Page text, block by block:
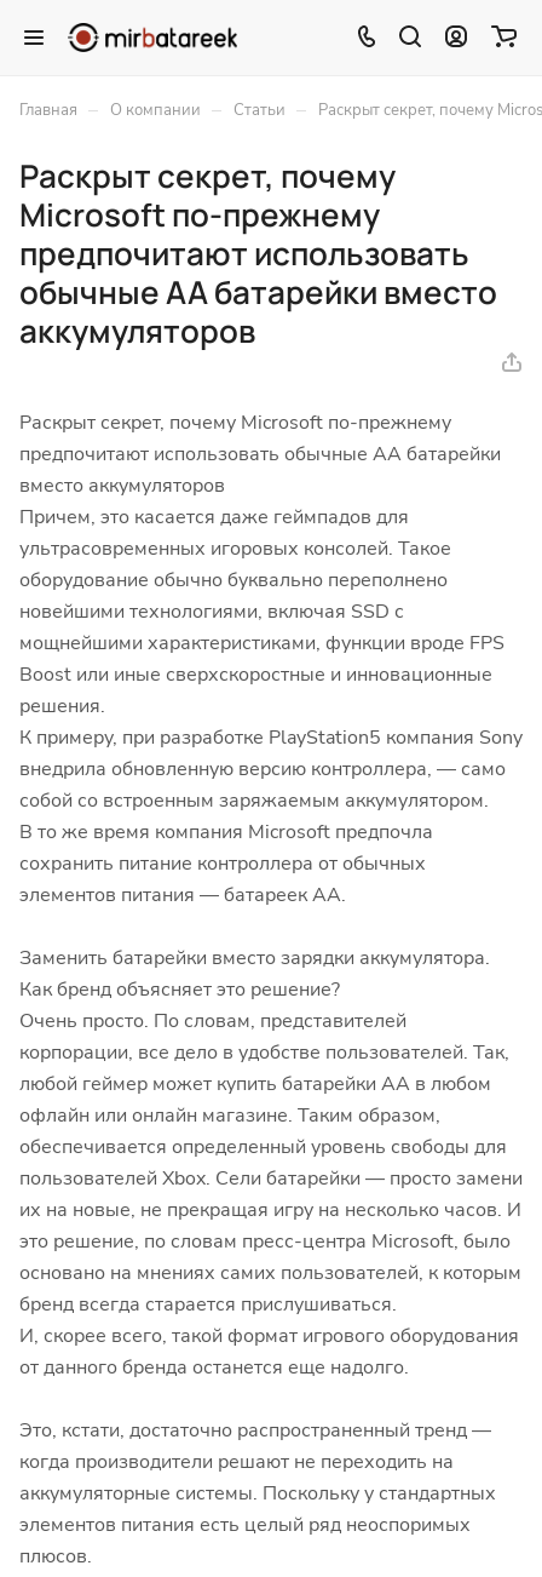
Главная – О компании – Статьи – Раскрыт секрет, почему
Раскрыт секрет, почему
Microsoft по-прежнему
предпочитают использовать
обычные АА батарейки вместо
аккумуляторов
Раскрыт секрет, почему Microsoft по-прежнему
предпочитают использовать обычные АА батарейки
вместо аккумуляторов
Причем, это касается даже геймпадов для
ультрасовременных игоровых консолей. Такое
оборудование обычно буквально переполнено
новейшими технологиями, включая SSD с
мощнейшими характеристиками, функции вроде FPS
Boost или иные сверхскоростные и инновационные
решения.
К примеру, при разработке PlayStation5 компания Sony
внедрила обновленную версию контроллера, — само
собой со встроенным заряжаемым аккумулятором.
В то же время компания Microsoft предпочла
сохранить питание контроллера от обычных
элементов питания — батареек АА.
Заменить батарейки вместо зарядки аккумулятора.
Как бренд объясняет это решение?
Очень просто. По словам, представителей
корпорации, все дело в удобстве пользователей. Так,
любой геймер может купить батарейки АА в любом
офлайн или онлайн магазине. Таким образом,
обеспечивается определенный уровень свободы для
пользователей Xbox. Сели батарейки — просто замени
их на новые, не прекращая игру на несколько часов. И
это решение, по словам пресс-центра Microsoft, было
основано на мнениях самих пользователей, к которым
бренд всегда старается прислушиваться.
И, скорее всего, такой формат игрового оборудования
от данного бренда останется еще надолго.
Это, кстати, достаточно распространенный тренд —
когда производители решают не переходить на
аккумуляторные системы. Поскольку у стандартных
элементов питания есть целый ряд неоспоримых
плюсов.